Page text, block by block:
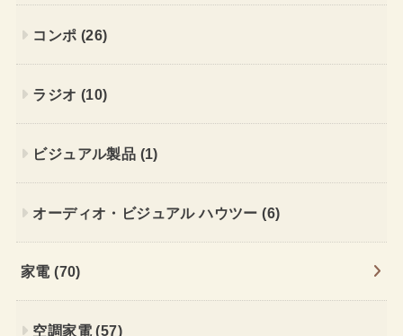
コンポ (26)
ラジオ (10)
ビジュアル製品 (1)
オーディオ・ビジュアル ハウツー(6)
家電(70)
空調家電(57)